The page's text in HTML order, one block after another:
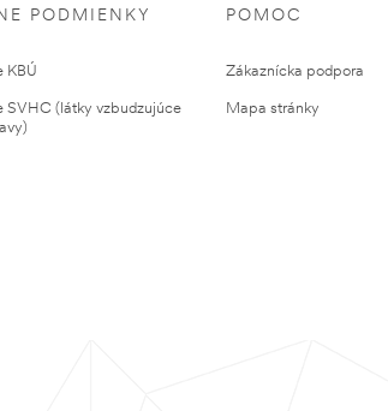
PODMIENKY
KBÚ
SVHC (látky vzbudzujúce
POMOC
Zákaznícka podpora
Mapa stránky